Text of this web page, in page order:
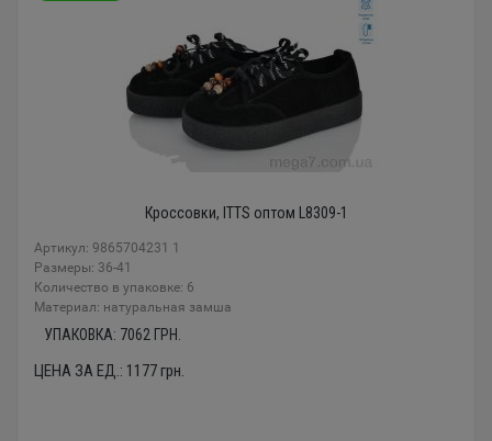
Кроссовки, ITTS оптом L8309-1
Артикул: 9865704231 1
Размеры: 36-41
Количество в упаковке: 6
Материал: натуральная замша
УПАКОВКА: 7062 ГРН.
ЦЕНА ЗА ЕД.: 1177грн.